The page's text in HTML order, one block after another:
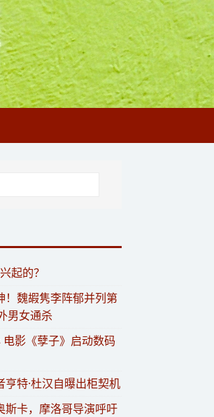
起的？
！魏嘏隽李阵郁并列第
男女通杀
影《孽子》启动数码
亨特·杜汉自曝出柜契机
斯卡，摩洛哥导演呼吁